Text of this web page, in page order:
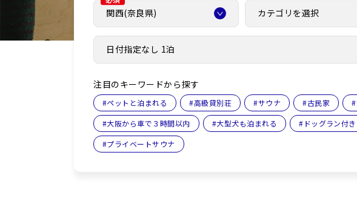
関西(奈良県) カテゴリを選択
日付指定なし 1泊
注目のキーワードから探す
#ペットと泊まれる #高級貸別荘 #サウナ #古民家 #
#大阪から車で３時間以内 #大型犬も泊まれる # ドッグラン付き
#プライベートサウナ